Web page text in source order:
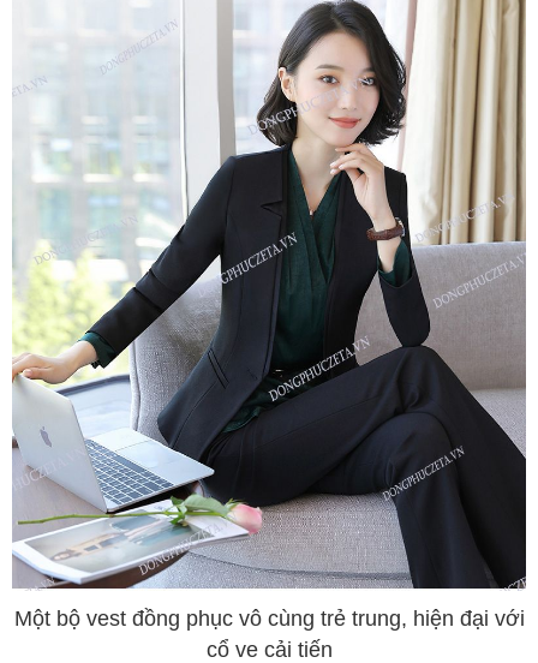
Một bộ vest đồng phục vô cùng trẻ trung, hiện đại với
cổ ve cải tiến